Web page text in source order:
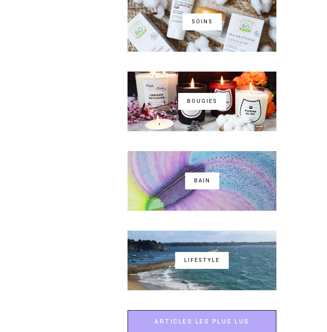
SOINS
BOUGIES
BAIN
LIFESTYLE
ARTICLES LES PLUS LUS